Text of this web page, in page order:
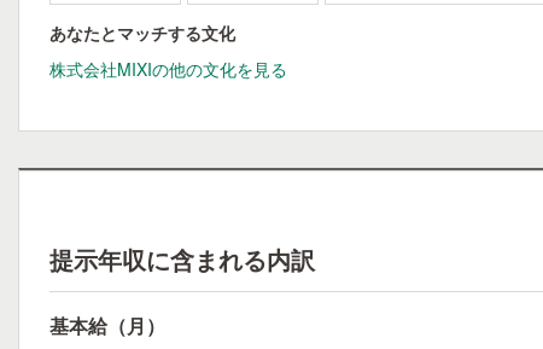
あなたとマッチする文化
株式会社MIXIの他の文化を見る
提示年収に含まれる内訳
基本給（月）